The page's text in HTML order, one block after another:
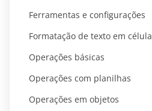
Ferramentas e configurações
Formatação de texto em célula
Operações básicas
Operações com planilhas
Operações em objetos